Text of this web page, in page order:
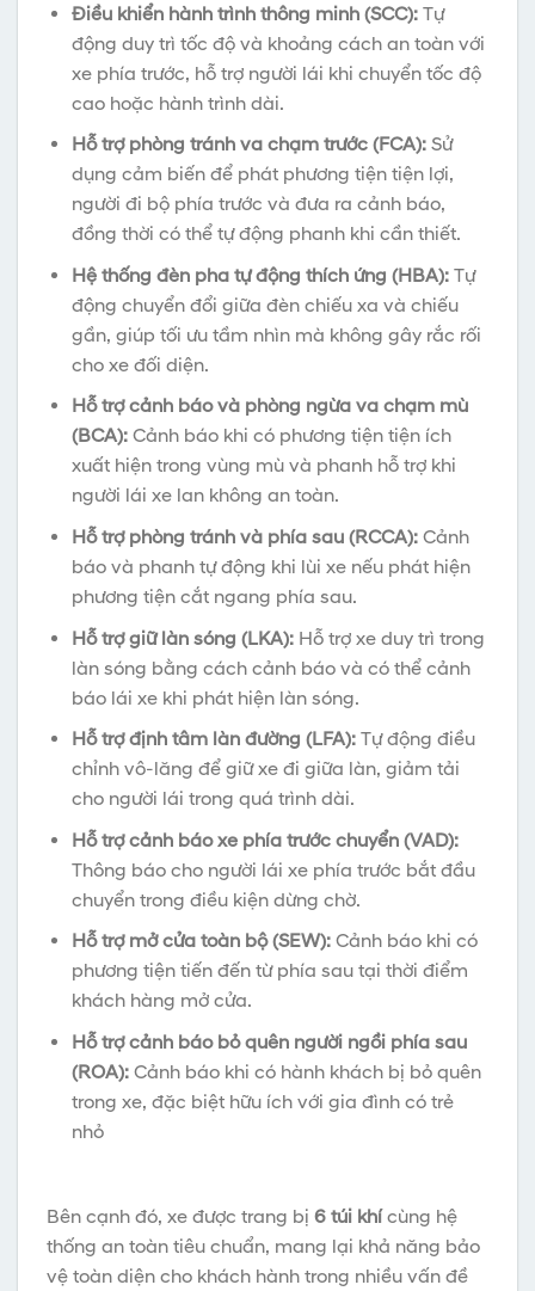
Điều khiển hành trình thông minh (SCC): Tự
động duy trì tốc độ và khoảng cách an toàn với
xe phía trước, hỗ trợ người lái khi chuyển tốc độ
cao hoặc hành trình dài.
Hỗ trợ phòng tránh va chạm trước (FCA): Sử
dụng cảm biến để phát phương tiện tiện lợi,
người đi bộ phía trước và đưa ra cảnh báo,
đồng thời có thể tự động phanh khi cần thiết.
Hệ thống đèn pha tự động thích ứng (HBA): Tự
động chuyển đổi giữa đèn chiếu xa và chiếu
gần, giúp tối ưu tầm nhìn mà không gây rắc rối
cho xe đối diện.
Hỗ trợ cảnh báo và phòng ngừa va chạm mù
(BCA): Cảnh báo khi có phương tiện tiện ích
xuất hiện trong vùng mù và phanh hỗ trợ khi
người lái xe lan không an toàn.
Hỗ trợ phòng tránh và phía sau (RCCA): Cảnh
báo và phanh tự động khi lùi xe nếu phát hiện
phương tiện cắt ngang phía sau.
Hỗ trợ giữ làn sóng (LKA): Hỗ trợ xe duy trì trong
làn sóng bằng cách cảnh báo và có thể cảnh
báo lái xe khi phát hiện làn sóng.
Hỗ trợ định tâm làn đường (LFA): Tự động điều
chỉnh vô-lăng để giữ xe đi giữa làn, giảm tải
cho người lái trong quá trình dài.
Hỗ trợ cảnh báo xe phía trước chuyển (VAD):
Thông báo cho người lái xe phía trước bắt đầu
chuyển trong điều kiện dừng chờ.
Hỗ trợ mở cửa toàn bộ (SEW): Cảnh báo khi có
phương tiện tiến đến từ phía sau tại thời điểm
khách hàng mở cửa.
Hỗ trợ cảnh báo bỏ quên người ngồi phía sau
(ROA): Cảnh báo khi có hành khách bị bỏ quên
trong xe, đặc biệt hữu ích với gia đình có trẻ
nhỏ
Bên cạnh đó, xe được trang bị 6 túi khícùng hệ
thống an toàn tiêu chuẩn, mang lại khả năng bảo
vệ toàn diện cho khách hành trong nhiều vấn đề